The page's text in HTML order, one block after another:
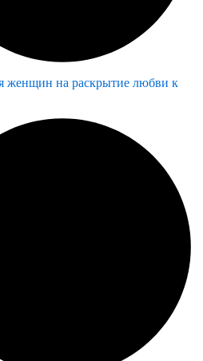
женщин на раскрытие любви к